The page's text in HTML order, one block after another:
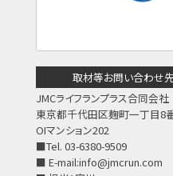
取材等お問い合わせ先
JMCライフランプラス合同会社
東京都千代田区麹町一丁目8
OIマンション202
■Tel. 03-6380-9509
■ E-mail:info@jmcrun.com